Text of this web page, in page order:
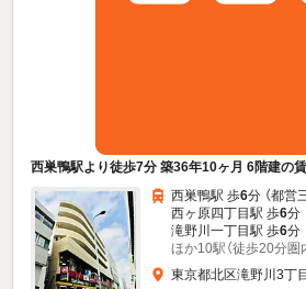
西巣鴨駅より徒歩7分 築36年10ヶ月 6階建の
西巣鴨駅 歩6分 （都営
西ヶ原四丁目駅 歩6分
滝野川一丁目駅 歩6分
ほか10駅（徒歩20分圏
東京都北区滝野川3丁目